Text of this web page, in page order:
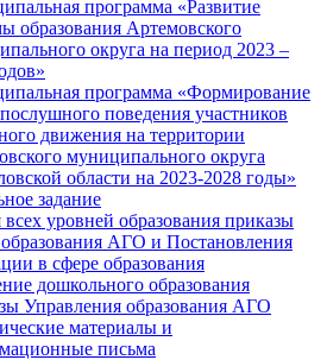
программа «Развитие
образования Артемовского
округа на период 2023 –
программа «Формирование
поведения участников
движения на территории
муниципального округа
области на 2023-2028 годы»
задание
уровней образования приказы
АГО и Постановления
в сфере образования
дошкольного образования
Управления образования АГО
материалы и
письма